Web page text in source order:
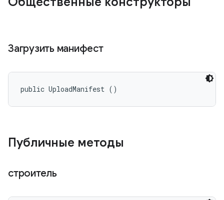
Загрузить манифест
public UploadManifest ()
Публичные методы
строитель